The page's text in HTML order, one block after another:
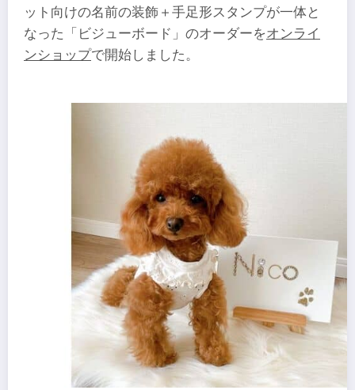
ット向けの名前の装飾＋手足形スタンプが一体と
なった「ビジューボード」のオーダーをオンライ
ンショップで開始しました。